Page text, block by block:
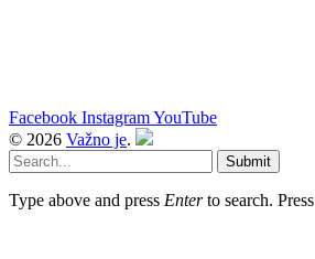
Facebook InstagramYouTube
© 2026 Važno je.
Submit
Type above and press Enterto search. Press